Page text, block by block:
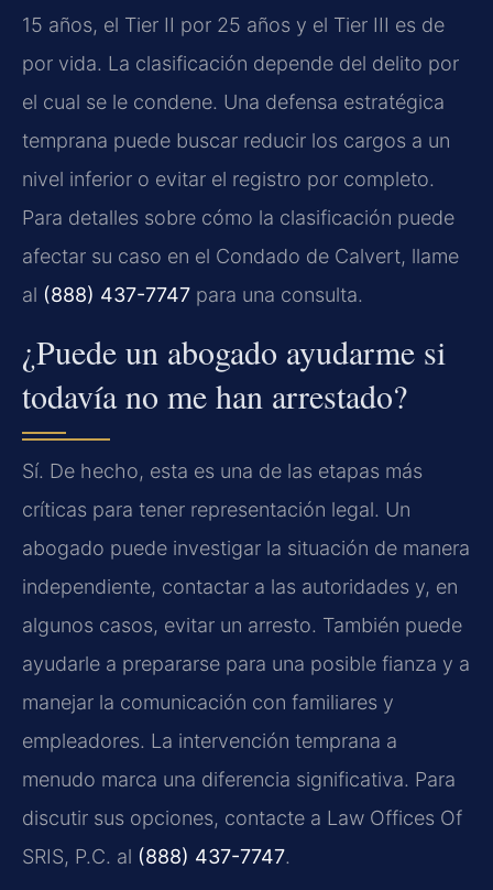
15 años, el Tier II por 25 años y el Tier III es de
por vida. La clasificación depende del delito por
el cual se le condene. Una defensa estratégica
temprana puede buscar reducir los cargos a un
nivel inferior o evitar el registro por completo.
Para detalles sobre cómo la clasificación puede
afectar su caso en el Condado de Calvert, llame
al (888) 437-7747 para una consulta.
¿Puede un abogado ayudarme si
todavía no me han arrestado?
Sí. De hecho, esta es una de las etapas más
críticas para tener representación legal. Un
abogado puede investigar la situación de manera
independiente, contactar a las autoridades y, en
algunos casos, evitar un arresto. También puede
ayudarle a prepararse para una posible fianza y a
manejar la comunicación con familiares y
empleadores. La intervención temprana a
menudo marca una diferencia significativa. Para
discutir sus opciones, contacte a Law Offices Of
SRIS, P.C. al (888) 437-7747.